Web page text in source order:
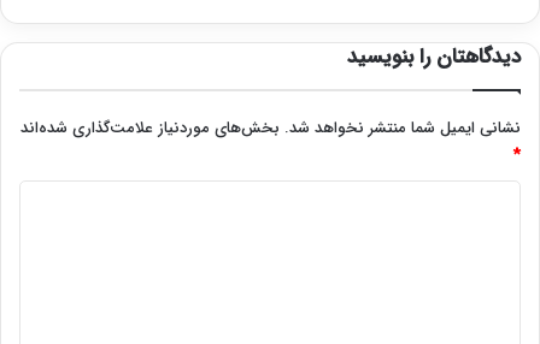
دیدگاهتان را بنویسید
نشانی ایمیل شما منتشر نخواهد شد. بخش‌های موردنیاز علامت‌گذاری شده‌اند
*